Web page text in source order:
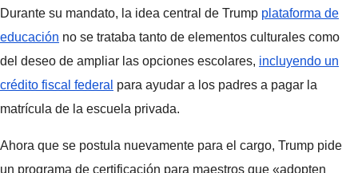
Durante su mandato, la idea central de Trump plataforma de
educación no se trataba tanto de elementos culturales como
del deseo de ampliar las opciones escolares, incluyendo un
crédito fiscal federal para ayudar a los padres a pagar la
matrícula de la escuela privada.
Ahora que se postula nuevamente para el cargo, Trump pide
un programa de certificación para maestros que «adopten